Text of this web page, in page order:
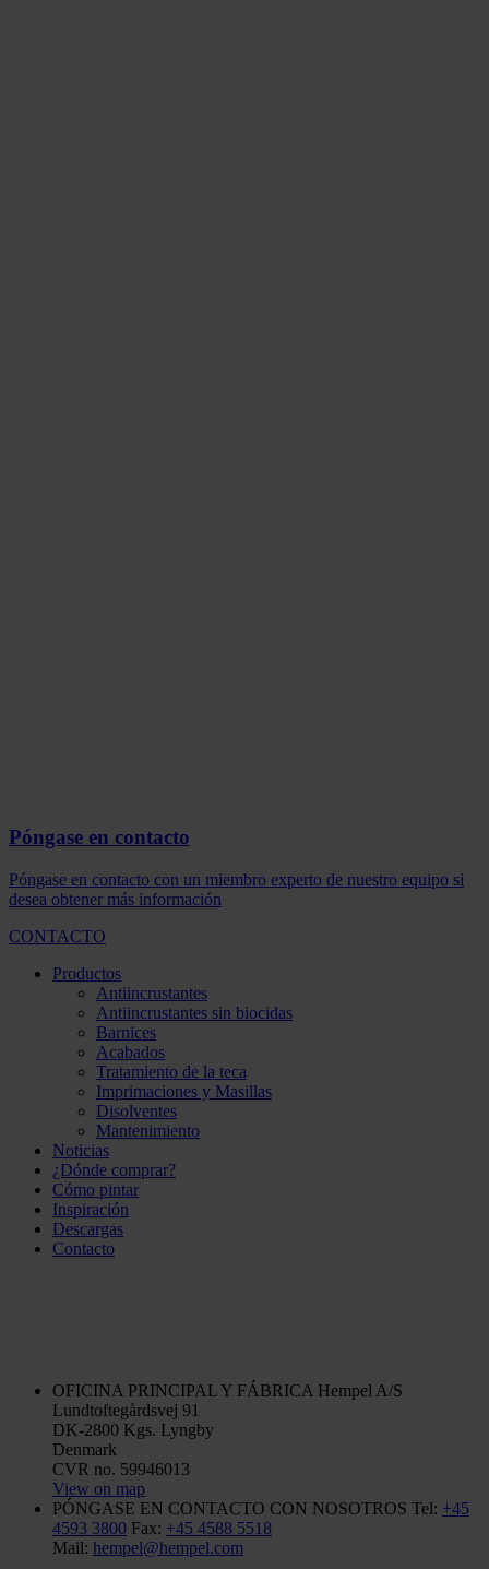
Póngase en contacto
Póngase en contacto con un miembro experto de nuestro equipo si
desea obtener más información
CONTACTO
Productos
Antiincrustantes
Antiincrustantes sin biocidas
Barnices
Acabados
Tratamiento de la teca
Imprimaciones y Masillas
Disolventes
Mantenimiento
Noticias
¿Dónde comprar?
Cómo pintar
Inspiración
Descargas
Contacto
OFICINA PRINCIPAL Y FÁBRICA Hempel A/S
Lundtoftegårdsvej 91
DK-2800 Kgs. Lyngby
Denmark
CVR no. 59946013
View on map
PÓNGASE EN CONTACTO CON NOSOTROS Tel: +45
4593 3800 Fax: +45 4588 5518
Mail: hempel@hempel.com